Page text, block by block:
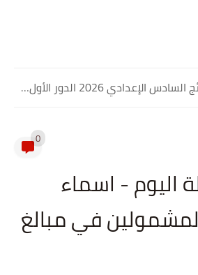
نتائج السادس الإعدادي 2026 الدور الأول PDF كربلاء المقدسة| موقع...
0
اليوم - اسماء
في مبالغ